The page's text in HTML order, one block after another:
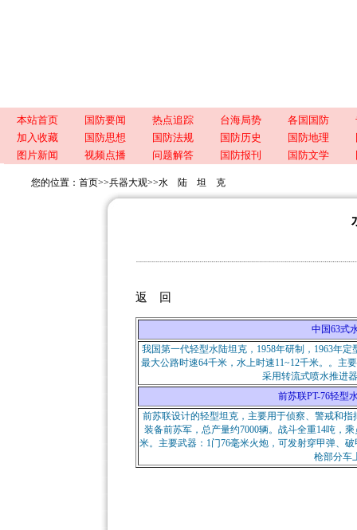
本站首页 国防要闻 热点追踪 台海局势 各国国防
加入收藏
国防思想 国防法规 国防历史 国防地理
图片新闻
视频点播 问题解答 国防报刊 国防文学
您的位置： 首页>>兵器大观>>水 陆 坦 克
返 回
中国63式
我国第一代轻型水陆坦克，1958年研制，1963年
最大公路时速64千米，水上时速11~12千米。。主
采用转流式喷水推进
前苏联PT-76轻型
前苏联设计的轻型坦克，主要用于侦察、警戒和
装备前苏军，总产量约7000辆。战斗全重14吨，
米。主要武器：1门76毫米火炮，可发射穿甲弹、
枪部分车